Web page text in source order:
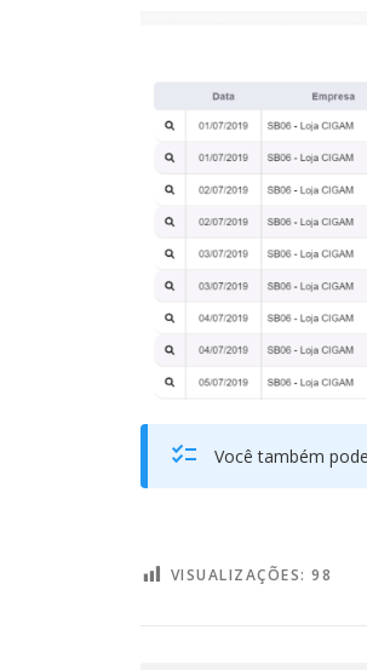
Você também
VISUALIZAÇÕES: 98